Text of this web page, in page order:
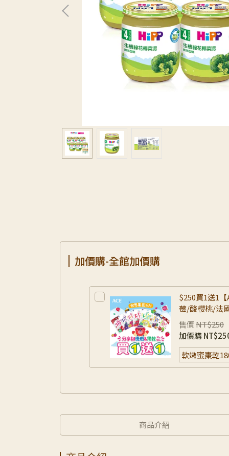
加價購-全館加價購
$250買1送1
莓/酸櫻桃/法
百香果/黑醋
館活動)
售價NT$250
加價購
商品介紹